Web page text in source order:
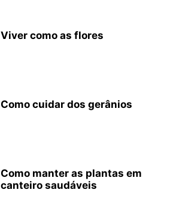
Viver como as flores
Como cuidar dos gerânios
Como manter as plantas em
canteiro saudáveis